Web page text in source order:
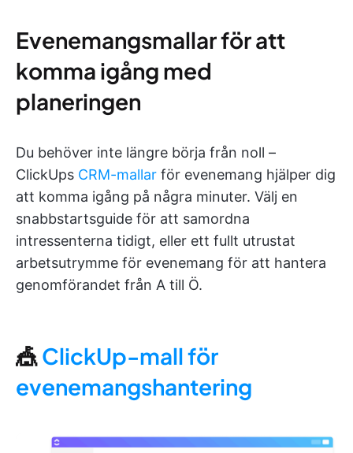
Evenemangsmallar för att
komma igång med
planeringen
Du behöver inte längre börja från noll –
ClickUps CRM-mallar för evenemang hjälper dig
att komma igång på några minuter. Välj en
snabbstartsguide för att samordna
intressenterna tidigt, eller ett fullt utrustat
arbetsutrymme för evenemang för att hantera
genomförandet från A till Ö.
🎪ClickUp-mall för
evenemangshantering